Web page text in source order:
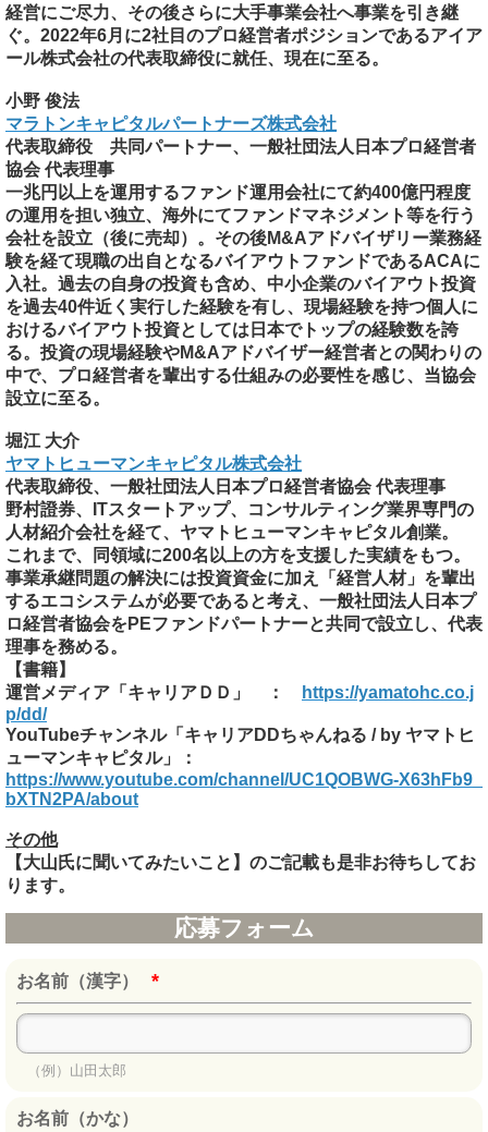
経営にご尽力、その後さらに大手事業会社へ事業を引き継
ぐ。2022年6月に2社目のプロ経営者ポジションであるアイア
ール株式会社の代表取締役に就任、現在に至る。
小野 俊法
マラトンキャピタルパートナーズ株式会社
代表取締役 共同パートナー、一般社団法人日本プロ経営者
協会 代表理事
一兆円以上を運用するファンド運用会社にて約400億円程度
の運用を担い独立、海外にてファンドマネジメント等を行う
会社を設立（後に売却）。その後M&Aアドバイザリー業務経
験を経て現職の出自となるバイアウトファンドであるACAに
入社。過去の自身の投資も含め、中小企業のバイアウト投資
を過去40件近く実行した経験を有し、現場経験を持つ個人に
おけるバイアウト投資としては日本でトップの経験数を誇
る。投資の現場経験やM&Aアドバイザー経営者との関わりの
中で、プロ経営者を輩出する仕組みの必要性を感じ、当協会
設立に至る。
堀江 大介
ヤマトヒューマンキャピタル株式会社
代表取締役、一般社団法人日本プロ経営者協会 代表理事
野村證券、ITスタートアップ、コンサルティング業界専門の
人材紹介会社を経て、ヤマトヒューマンキャピタル創業。
これまで、同領域に200名以上の方を支援した実績をもつ。
事業承継問題の解決には投資資金に加え「経営人材」を輩出
するエコシステムが必要であると考え、一般社団法人日本プ
ロ経営者協会をPEファンドパートナーと共同で設立し、代表
理事を務める。
【書籍】
運営メディア「キャリアＤＤ」 ：
https://yamatohc.co.j
p/dd/
YouTubeチャンネル「キャリアDDちゃんねる / by ヤマトヒ
ューマンキャピタル」：
https://www.youtube.com/channel/UC1QOBWG-X63hFb9_
bXTN2PA/about
その他
【大山氏に聞いてみたいこと】のご記載も是非お待ちしてお
ります。
応募フォーム
お名前（漢字） *
（例）山田太郎
お名前（かな）